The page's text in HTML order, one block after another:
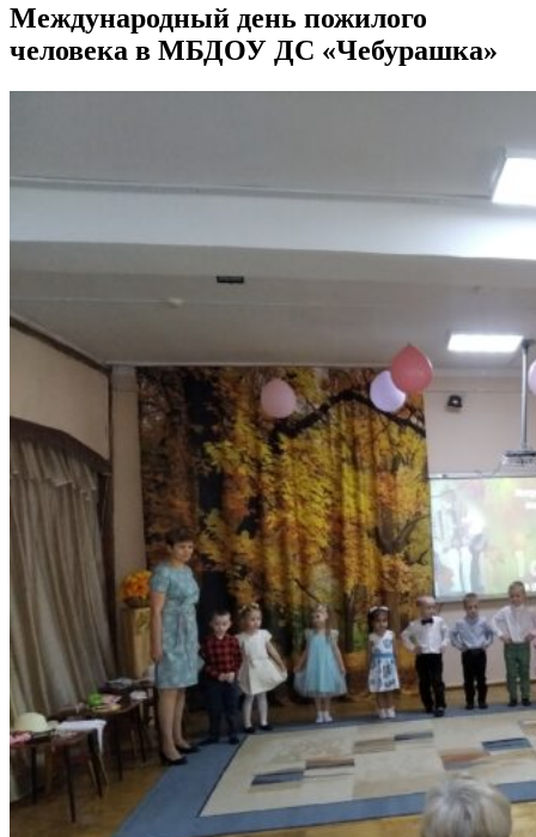
Международный день пожилого
человека в МБДОУ ДС «Чебурашка»